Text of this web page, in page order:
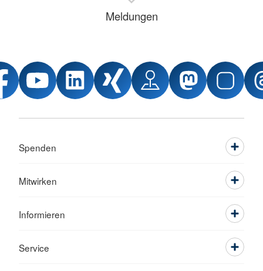
Meldungen
Spenden
Mitwirken
Informieren
Service